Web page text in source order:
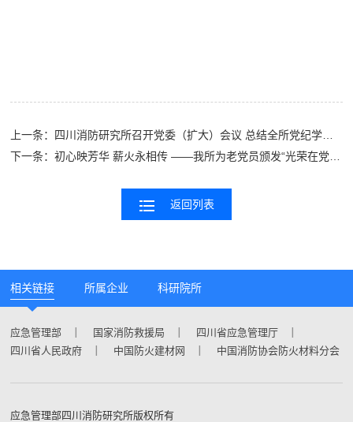
上一条： 四川消防研究所召开党委（扩大）会议 总结全所党纪学习教育
下一条：初心映芳华 薪火永相传 ——我所为老党员颁发“光荣在党50年”纪念章
返回列表
相关链接 所属企业 科研院所
应急管理部 国家消防救援局
四川省应急管理厅
四川省人民政府
中国防火建材网 中国消防协会防火材料分会
应急管理部四川消防研究所版权所有